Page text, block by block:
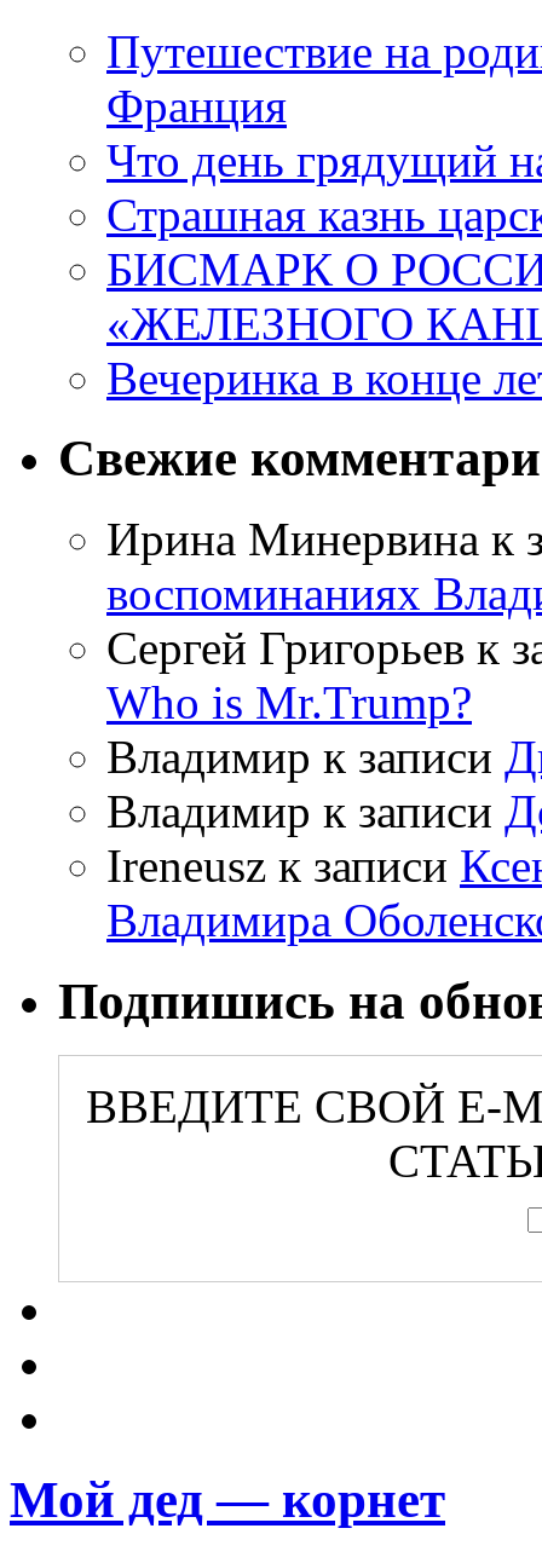
Путешествие на
Франция
Что день грядущий
Страшная казнь
БИСМАРК О
«ЖЕЛЕЗНОГО
Вечеринка в конце
Свежие
Ирина Минервина к
воспоминаниях
Сергей Григорьев к
Who is Mr.Trump?
Владимир к записи
Владимир к записи
Ireneusz к записи
Владимира
Подпишись на
ВВЕДИТЕ СВОЙ E-
Мой дед — корнет